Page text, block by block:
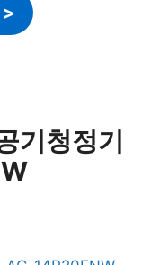
>
기청정기